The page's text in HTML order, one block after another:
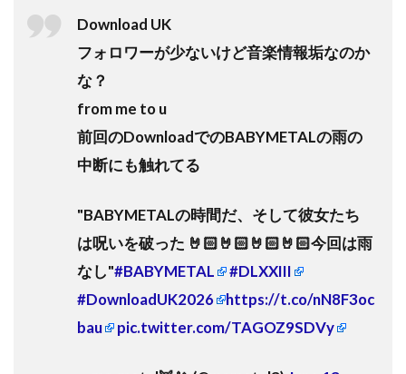
Download UK
フォロワーが少ないけど音楽情報垢なのか
な？
from me to u
前回のDownloadでのBABYMETALの雨の
中断にも触れてる
"BABYMETALの時間だ、そして彼女たち
は呪いを破った 🤘🏻🤘🏻🤘🏻🤘🏻今回は雨
なし"#BABYMETAL
#DLXXIII
#DownloadUK2026
https://t.co/nN8F3oc
bau
pic.twitter.com/TAGOZ9SDVy